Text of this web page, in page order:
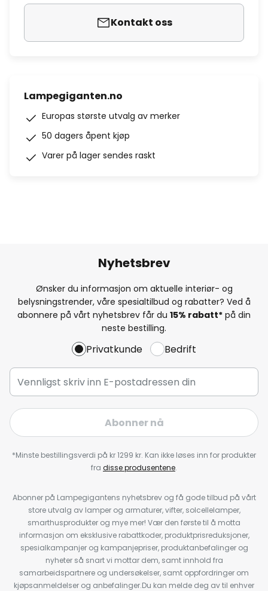
Kontakt oss
Lampegiganten.no
Europas største utvalg av merker
50 dagers åpent kjøp
Varer på lager sendes raskt
Nyhetsbrev
Ønsker du informasjon om aktuelle interiør- og
belysningstrender, våre spesialtilbud og rabatter? Ved å
abonnere på vårt nyhetsbrev får du 15% rabatt* på din
neste bestilling.
Privatkunde Bedrift
Abonner nå
*Minste bestillingsverdi på kr 1299 kr. Kan ikke løses inn for produkter
fra disse produsentene.
Abonner på Lampegigantens nyhetsbrev og få gode tilbud på vårt
store utvalg av lamper og armaturer, vifter, solcellelamper,
smarthusprodukter og mye mer! Vær den første til å motta
informasjon om eksklusive rabattkoder, produktprisreduksjoner,
spesialkampanjer og kampanjepriser, produktanbefalinger og
nyheter så snart vi mottar dem, samt innhold fra
samarbeidspartnere og undersøkelser, samt oppfordringer om
kjøpsanmeldelser og anbefalinger.Du kan melde deg av til enhver